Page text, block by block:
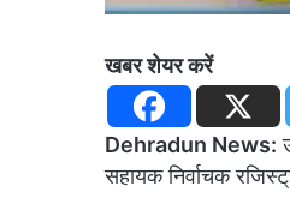
खबर शेयर करें
Dehradun News:
सहायक निर्वाचक